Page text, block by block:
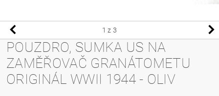
1 z 3
POUZDRO, SUMKA US NA
ZAMĚŘOVAČ GRANÁTOMETU
ORIGINÁL WWII 1944 - OLIV